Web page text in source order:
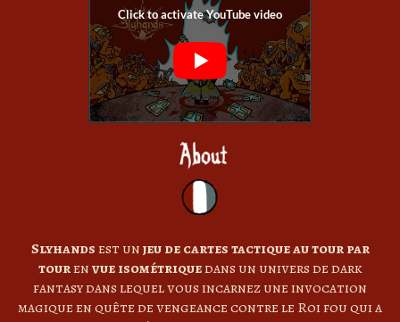
Slyhandsest unjeu de cartes tactique au tour par
tourenvue isométriquedans un univers de dark
fantasy dans lequel vous incarnez une invocation
magique en quête de vengeance contre le Roi fou qui a